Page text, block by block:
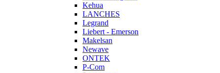
Kehua
LANCHES
Legrand
Liebert - Emerson
Makelsan
Newave
ONTEK
P-Com